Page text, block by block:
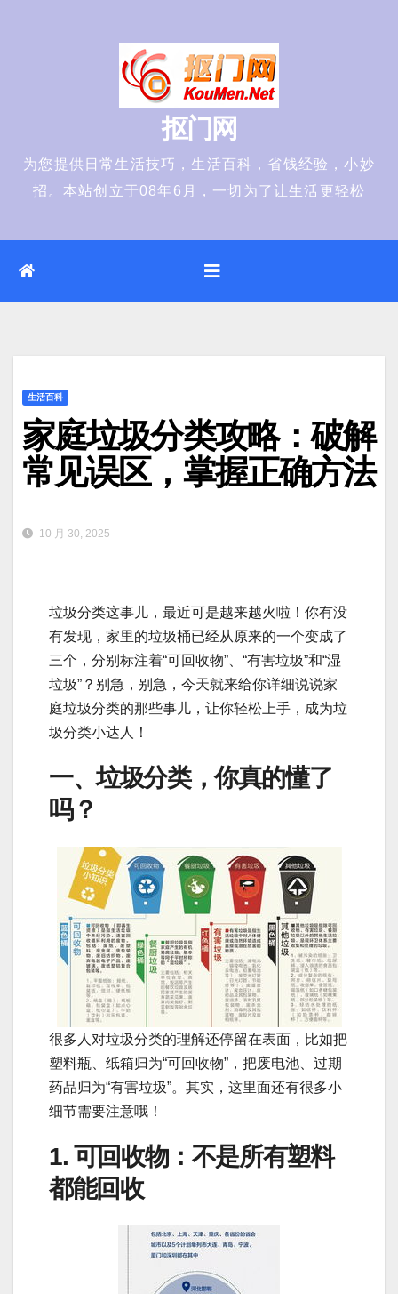
抠门网
为您提供日常生活技巧，生活百科，省钱经验，小妙
招。本站创立于08年6月，一切为了让生活更轻松
生活百科
家庭垃圾分类攻略：破解
常见误区，掌握正确方法
10 月 30, 2025
垃圾分类这事儿，最近可是越来越火啦！你有没
有发现，家里的垃圾桶已经从原来的一个变成了
三个，分别标注着“可回收物”、“有害垃圾”和“湿
垃圾”？别急，别急，今天就来给你详细说说家
庭垃圾分类的那些事儿，让你轻松上手，成为垃
圾分类小达人！
一、垃圾分类，你真的懂了
吗？
很多人对垃圾分类的理解还停留在表面，比如把
塑料瓶、纸箱归为“可回收物”，把废电池、过期
药品归为“有害垃圾”。其实，这里面还有很多小
细节需要注意哦！
1. 可回收物：不是所有塑料
都能回收